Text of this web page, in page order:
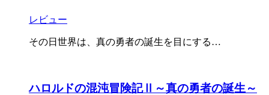
レビュー
その日世界は、真の勇者の誕生を目にする…
ハロルドの混沌冒険記Ⅱ～真の勇者の誕生～